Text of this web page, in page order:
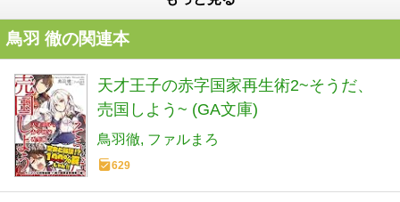
鳥羽 徹の関連本
天才王子の赤字国家再生術2~そうだ、
売国しよう~ (GA文庫)
鳥羽徹 ファルまろ
629